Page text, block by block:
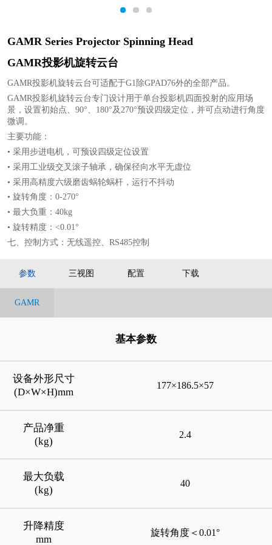
1 2 3
GAMR Series Projector Spinning Head
GAMR投影机旋转云台
GAMR投影机旋转云台可适配于G1除GPAD76外的全部产品。
GAMR投影机旋转云台专门设计用于单台投影机四面投射的应用场
景，设置初始点、90°、180°及270°预设四级定位，并可点动进行角度
微调。
主要功能：
• 采用步进电机，可预设四级定位设置
• 采用工业级交叉滚子轴承，确保径向水平无虚位
• 采用高精度六级磨齿蜗轮蜗杆，运行不抖动
• 旋转角度：0-270°
• 最大负重：40kg
• 旋转精度：<0.01°
七、控制方式：无线遥控、RS485控制
参数 三视图 配置 下载
GAMR
基本参数
设备外形尺寸
(D×W×H)mm
177×186.5×57
产品净重
(kg)
2.4
最大负载
(kg)
40
升降精度
mm
旋转角度＜0.01°